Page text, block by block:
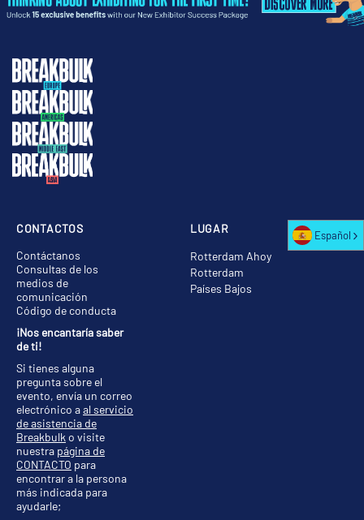
LUGAR
Rotterdam Ahoy
Rotterdam
Países Bajos
CONTACTOS
Contáctanos
Consultas de los
medios de
comunicación
Código de conducta
¡Nos encantaría saber
de ti!
Si tienes alguna
pregunta sobre el
evento, envía un correo
electrónico aal servicio
de asistencia de
Breakbulk o visite
nuestra página de
CONTACTO para
encontrar a la persona
más indicada para
ayudarle;
Español